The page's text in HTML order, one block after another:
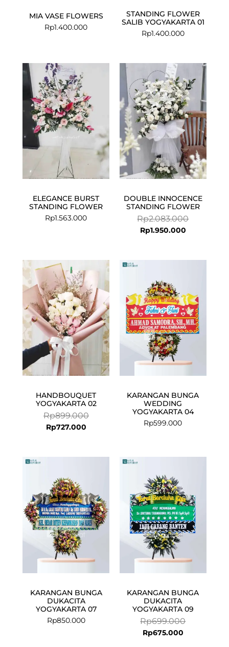
MIA VASE FLOWERS
Rp1.400.000
STANDING FLOWER
SALIB YOGYAKARTA 01
Rp1.400.000
ELEGANCE BURST
STANDING FLOWER
Rp1.563.000
DOUBLE INNOCENCE
STANDING FLOWER
Rp2.083.000
Original
price
was:
Rp1.950.000
Current
price
is:
Rp1.950.000.
HANDBOUQUET
YOGYAKARTA 02
Rp899.000
Original
was:
Rp899.000.
Rp727.000
Current
price
is:
Rp727.000.
KARANGAN BUNGA
WEDDING
YOGYAKARTA 04
Rp599.000
KARANGAN BUNGA
DUKACITA
YOGYAKARTA 07
Rp850.000
KARANGAN BUNGA
DUKACITA
YOGYAKARTA 09
Rp699.000
Rp699.000.
Rp675.000
Rp675.000.